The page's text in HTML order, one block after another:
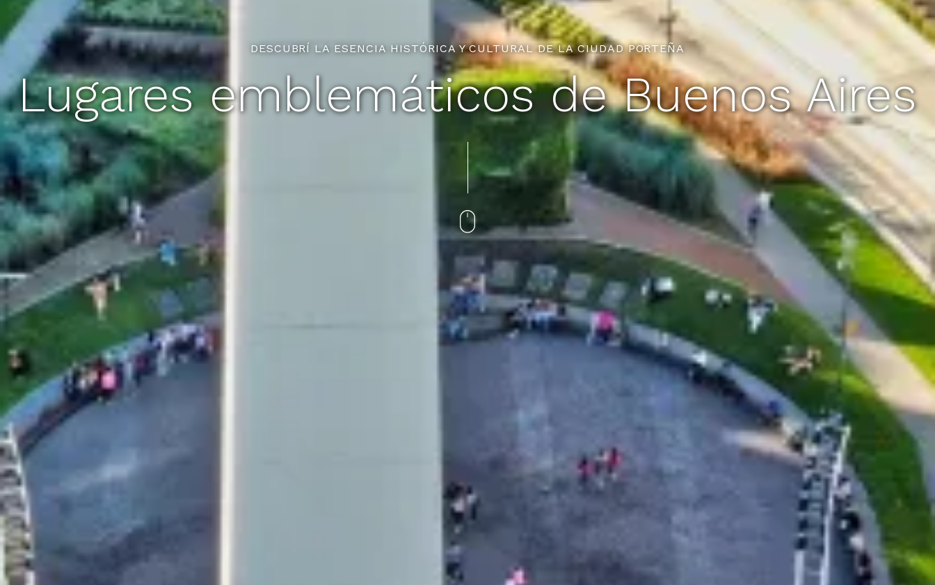
DESCUBRÍ LA ESENCIA HISTÓRICA Y CULTURAL DE LA CIUDAD PORTEÑA
Lugares emblemáticos de Buenos Aires